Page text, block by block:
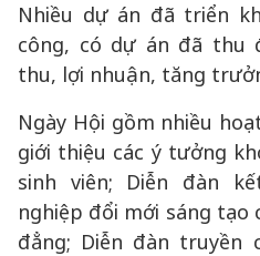
Nhiều dự án đã triển
công, có dự án đã thu
thu, lợi nhuận, tăng
Ngày Hội gồm nhiều
giới thiệu các ý tưởng
sinh viên; Diễn đàn
nghiệp đổi mới sáng tạo
đẳng; Diễn đàn truyền